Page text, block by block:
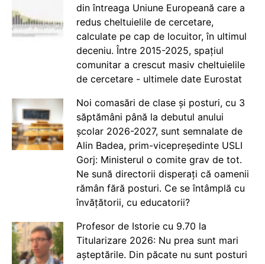
din întreaga Uniune Europeană care a
redus cheltuielile de cercetare,
calculate pe cap de locuitor, în ultimul
deceniu. Între 2015-2025, spațiul
comunitar a crescut masiv cheltuielile
de cercetare - ultimele date Eurostat
Noi comasări de clase și posturi, cu 3
săptămâni până la debutul anului
școlar 2026-2027, sunt semnalate de
Alin Badea, prim-vicepreședinte USLI
Gorj: Ministerul o comite grav de tot.
Ne sună directorii disperați că oamenii
rămân fără posturi. Ce se întâmplă cu
învățătorii, cu educatorii?
Profesor de Istorie cu 9.70 la
Titularizare 2026: Nu prea sunt mari
așteptările. Din păcate nu sunt posturi